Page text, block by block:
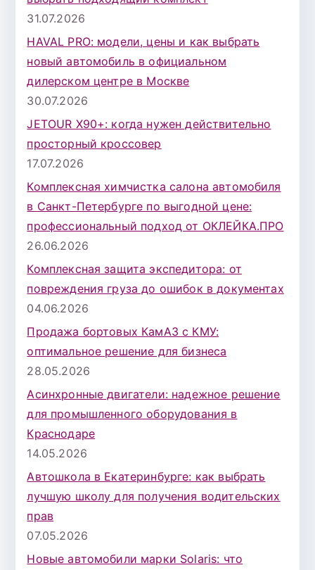
31.07.2026
HAVAL PRO: модели, цены и как выбрать
новый автомобиль в официальном
дилерском центре в Москве
30.07.2026
JETOUR X90+: когда нужен действительно
просторный кроссовер
17.07.2026
Комплексная химчистка салона автомобиля
в Санкт-Петербурге по выгодной цене:
профессиональный подход от ОКЛЕЙКА.ПРО
26.06.2026
Комплексная защита экспедитора: от
повреждения груза до ошибок в документах
04.06.2026
Продажа бортовых КамАЗ с КМУ:
оптимальное решение для бизнеса
28.05.2026
Асинхронные двигатели: надежное решение
для промышленного оборудования в
Краснодаре
14.05.2026
Автошкола в Екатеринбурге: как выбрать
лучшую школу для получения водительских
прав
07.05.2026
Новые автомобили марки Solaris: что